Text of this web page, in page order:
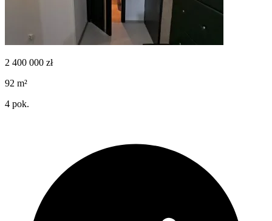
2 400 000 zł
92 m²
4 pok.